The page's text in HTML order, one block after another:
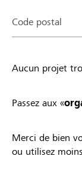
Code postal
Aucun projet
Passez aux «
Merci de bien
ou utilisez